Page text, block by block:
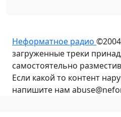
Неформатное радио
загруженные треки
самостоятельно
Если какой то контент
напишите нам